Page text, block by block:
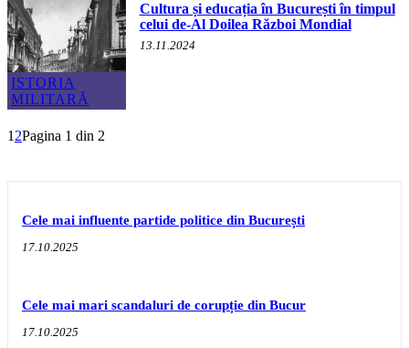
ISTORIA
MILITARĂ
Cultura și educația în București în timpul
celui de-Al Doilea Război Mondial
13.11.2024
1 2Pagina 1 din 2
Cele mai influente partide politice din București
17.10.2025
Cele mai mari scandaluri de corupție din Bucur
17.10.2025